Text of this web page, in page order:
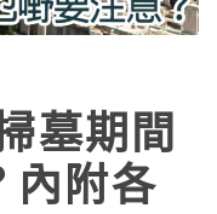
墓期間
內附各